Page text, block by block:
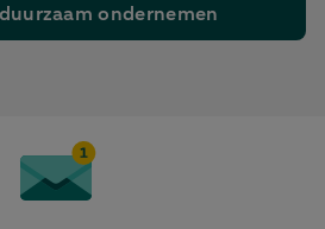
ondernemen